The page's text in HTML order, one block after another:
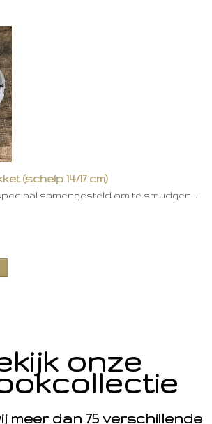
(schelp 14/17 cm)
samengesteld om te smudgen.…
onze
meer dan 75 verschillende